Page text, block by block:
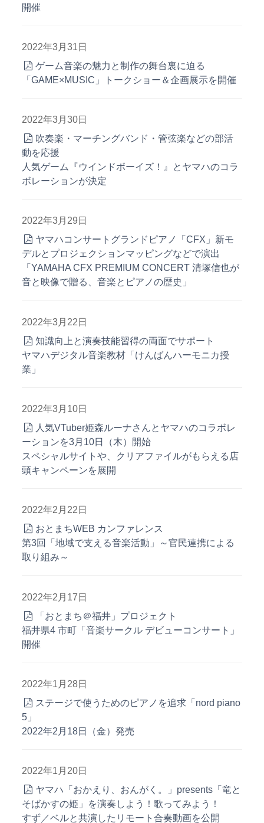
開催
2022年3月31日
ゲーム音楽の魅力と制作の舞台裏に迫る
「GAME×MUSIC」トークショー＆企画展示を開催
2022年3月30日
吹奏楽・マーチングバンド・管弦楽などの部活
動を応援
人気ゲーム『ウインドボーイズ！』とヤマハのコラ
ボレーションが決定
2022年3月29日
ヤマハコンサートグランドピアノ「CFX」新モ
デルとプロジェクションマッピングなどで演出
「YAMAHA CFX PREMIUM CONCERT 清塚信也が
音と映像で贈る、音楽とピアノの歴史」
2022年3月22日
知識向上と演奏技能習得の両面でサポート
ヤマハデジタル音楽教材「けんばんハーモニカ授
業」
2022年3月10日
人気VTuber姫森ルーナさんとヤマハのコラボレ
ーションを3月10日（木）開始
スペシャルサイトや、クリアファイルがもらえる店
頭キャンペーンを展開
2022年2月22日
おとまちWEB カンファレンス
第3回「地域で支える音楽活動」～官民連携による
取り組み～
2022年2月17日
「おとまち＠福井」プロジェクト
福井県4 市町「音楽サークル デビューコンサート」
開催
2022年1月28日
ステージで使うためのピアノを追求「nord piano
5」
2022年2月18日（金）発売
2022年1月20日
ヤマハ「おかえり、おんがく。」presents「竜と
そばかすの姫」を演奏しよう！歌ってみよう！
すず／ベルと共演したリモート合奏動画を公開